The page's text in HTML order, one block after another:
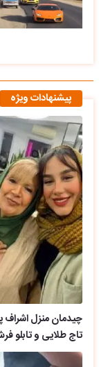
پیشنهادات ویژه
چیدمان منزل
تاج طلایی و تابلو